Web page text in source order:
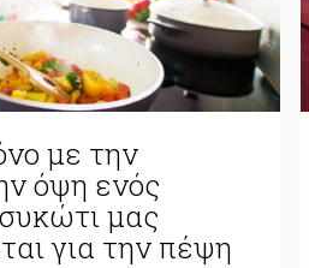
με την
όψη ενός
μας
για την πέψη